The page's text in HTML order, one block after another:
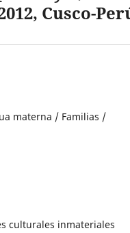
Cusco-
materna / Familias /
culturales inmateriales